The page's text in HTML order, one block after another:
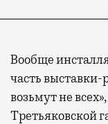
Вообще
часть
возьмут не
Третьяковской